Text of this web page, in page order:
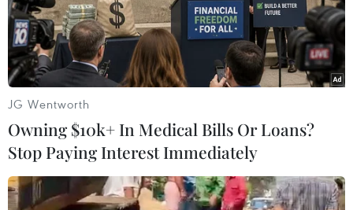
#xăng E10 #tiếp nhận phản ánh #địa chỉ email
JG Wentworth
Owning $10k+ In Medical Bills Or Loans?
Stop Paying Interest Immediately